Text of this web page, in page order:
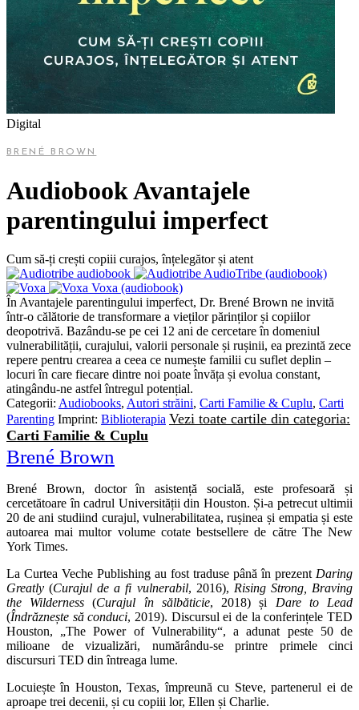
Digital
BRENÉ BROWN
Audiobook Avantajele
parentingului imperfect
Cum să-ți crești copiii curajos, înțelegător și atent
AudioTribe (audiobook)
Voxa (audiobook)
În Avantajele parentingului imperfect, Dr. Brené Brown ne invită
într-o călătorie de transformare a vieților părinților și copiilor
deopotrivă. Bazându-se pe cei 12 ani de cercetare în domeniul
vulnerabilității, curajului, valorii personale și rușinii, ea prezintă zece
repere pentru crearea a ceea ce numește familii cu suflet deplin –
locuri în care fiecare dintre noi poate învăța și evolua constant,
atingându-ne astfel întregul potențial.
Categorii: Audiobooks, Autori străini, Carti Familie & Cuplu, Carti
Parenting Imprint: Biblioterapia Vezi toate cartile din categoria:
Carti Familie & Cuplu
Brené Brown
Brené Brown, doctor în asistență socială, este profesoară și
cercetătoare în cadrul Universității din Houston. Și‑a petrecut ultimii
20 de ani studiind curajul, vulnerabilitatea, rușinea și empatia și este
autoarea mai multor volume cotate bestsellere de către The New
York Times.
La Curtea Veche Publishing au fost traduse până în prezent Daring
Greatly (Curajul de a fi vulnerabil, 2016), Rising Strong, Braving
the Wilderness (Curajul în sălbăticie, 2018) și Dare to Lead
(Îndrăznește să conduci, 2019). Discursul ei de la conferințele TED
Houston, „The Power of Vulnerability“, a adunat peste 50 de
milioane de vizualizări, numărându‑se printre primele cinci
discursuri TED din întreaga lume.
Locuiește în Houston, Texas, împreună cu Steve, partenerul ei de
aproape trei decenii, și cu copiii lor, Ellen și Charlie.